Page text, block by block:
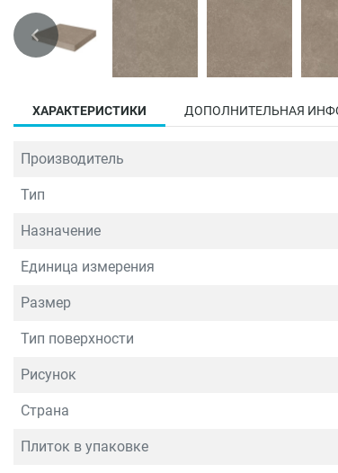
ХАРАКТЕРИСТИКИ ДОПОЛНИТЕЛЬНАЯ
Производитель
Тип
Назначение
Единица измерения
Размер
Тип поверхности
Рисунок
Страна
Плиток в упаковке